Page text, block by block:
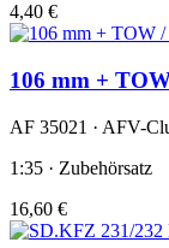
4,40 €
106 mm +
AF 35021 · AFV-
1:35 · Zubehörsatz
16,60 €